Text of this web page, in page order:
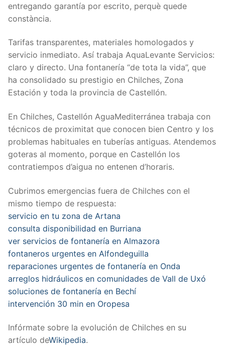
entregando garantía por escrito, perquè quede
constància.
Tarifas transparentes, materiales homologados y
servicio inmediato. Así trabaja AquaLevante Servicios:
claro y directo. Una fontanería “de tota la vida”, que
ha consolidado su prestigio en Chilches, Zona
Estación y toda la provincia de Castellón.
En Chilches, Castellón AguaMediterránea trabaja con
técnicos de proximitat que conocen bien Centro y los
problemas habituales en tuberías antiguas. Atendemos
goteras al momento, porque en Castellón los
contratiempos d’aigua no entenen d’horaris.
Cubrimos emergencias fuera de Chilches con el
mismo tiempo de respuesta:
servicio en tu zona de Artana
consulta disponibilidad en Burriana
ver servicios de fontanería en Almazora
fontaneros urgentes en Alfondeguilla
reparaciones urgentes de fontanería en Onda
arreglos hidráulicos en comunidades de Vall de Uxó
soluciones de fontanería en Bechí
intervención 30 min en Oropesa
Infórmate sobre la evolución de Chilches en su
artículo deWikipedia.